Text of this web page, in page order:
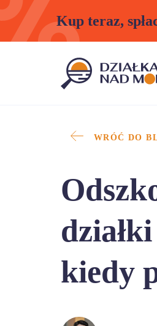
Kup teraz,
WRÓĆ DO
kiedy